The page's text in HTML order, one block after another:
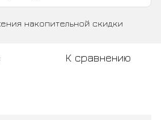
накопительной скидки
К сравнению